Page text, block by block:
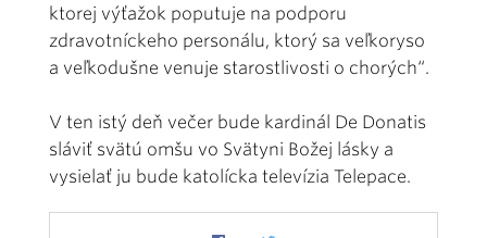
ktorej výťažok poputuje na podporu
zdravotníckeho personálu, ktorý sa veľkoryso
a veľkodušne venuje starostlivosti o chorých“.
V ten istý deň večer bude kardinál De Donatis
sláviť svätú omšu vo Svätyni Božej lásky a
vysielať ju bude katolícka televízia Telepace.